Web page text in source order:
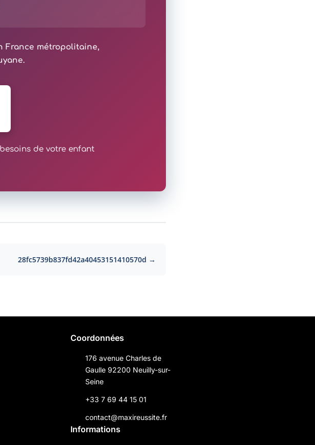
France métropolitaine,
de votre enfant
28fc5739b837fd42a40453151410570d →
Coordonnées
176 avenue Charles de
Gaulle 92200 Neuilly-sur-
Seine
+33 7 69 44 15 01
contact@maxireussite.fr
Informations